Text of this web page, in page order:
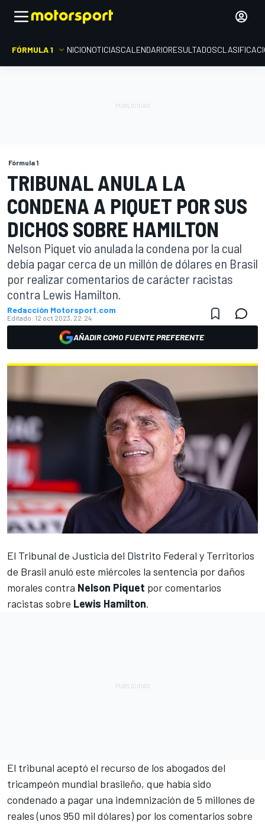
FÓRMULA 1 INICIONOTICIASCALENDARIORESULTADOS
Fórmula 1
TRIBUNAL ANULA LA
CONDENA A PIQUET POR SUS
DICHOS SOBRE HAMILTON
Nelson Piquet vio anulada la condena por la cual
debía pagar cerca de un millón de dólares en Brasil
por realizar comentarios de carácter racistas
contra Lewis Hamilton.
Redacción Motorsport.com
Editado: 12 oct 2023, 22:24
AÑADIR COMO FUENTE PREFERENTE
El Tribunal de Justicia del Distrito Federal y Territorios
de Brasil anuló este miércoles la sentencia por daños
morales contra Nelson Piquet por comentarios
racistas sobre Lewis Hamilton.
El tribunal aceptó el recurso de los abogados del
tricampeón mundial brasileño, que había sido
condenado a pagar una indemnización de 5 millones de
reales (unos 950 mil dólares) por los comentarios sobre